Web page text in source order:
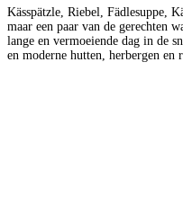
Kässpätzle, Riebel, Fädlesuppe,
maar een paar van de gerechten
lange en vermoeiende dag in de
en moderne hutten, herbergen en